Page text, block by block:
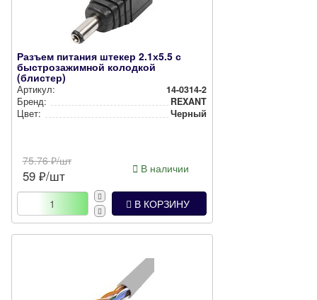
Разъем питания штекер 2.1х5.5 с
быстрозажимной колодкой
(блистер)
Артикул:
14-0314-2
Бренд:
REXANT
Цвет:
Черный
75.76₽/шт
59 ₽/шт В наличии
В КОРЗИНУ